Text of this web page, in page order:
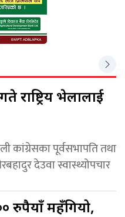
राष्ट्रिय भेलालाई
कांग्रेसका पूर्वसभापति तथा
देउवा स्वास्थ्योपचार
रुपैयाँ महँगियो,